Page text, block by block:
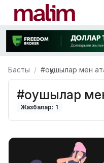
Басты #оқушылар мен
#оқушылар
Жазбалар: 1